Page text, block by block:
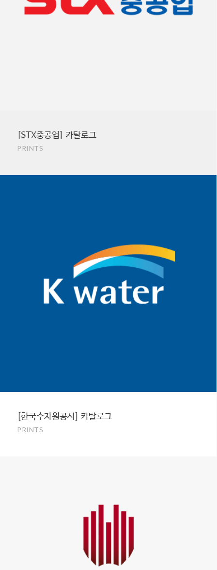
[STX중공업] 카탈로그
PRINTS
[한국수자원공사] 카탈로그
PRINTS